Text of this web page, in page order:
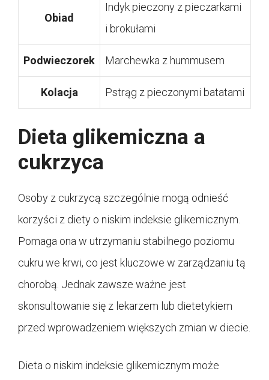
Obiad
Indyk pieczony z pieczarkami
i brokułami
Podwieczorek Marchewka z hummusem
Kolacja Pstrąg z pieczonymi batatami
Dieta glikemiczna a
cukrzyca
Osoby z cukrzycą szczególnie mogą odnieść
korzyści z diety o niskim indeksie glikemicznym.
Pomaga ona w utrzymaniu stabilnego poziomu
cukru we krwi, co jest kluczowe w zarządzaniu tą
chorobą. Jednak zawsze ważne jest
skonsultowanie się z lekarzem lub dietetykiem
przed wprowadzeniem większych zmian w diecie.
Dieta o niskim indeksie glikemicznym może